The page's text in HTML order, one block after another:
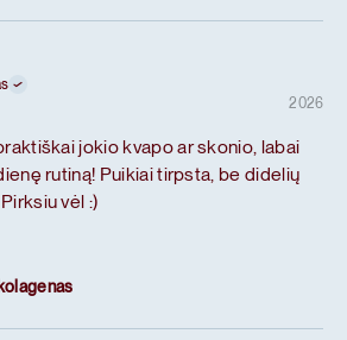
2026
jokio kvapo ar skonio, labai
rutiną! Puikiai tirpsta, be didelių
vėl :)